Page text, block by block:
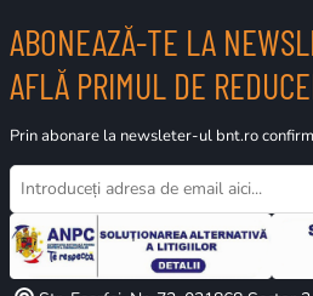
ABONEAZĂ-TE LA
AFLĂ PRIMUL DE
Prin abonare la newsleter-ul bnt.ro